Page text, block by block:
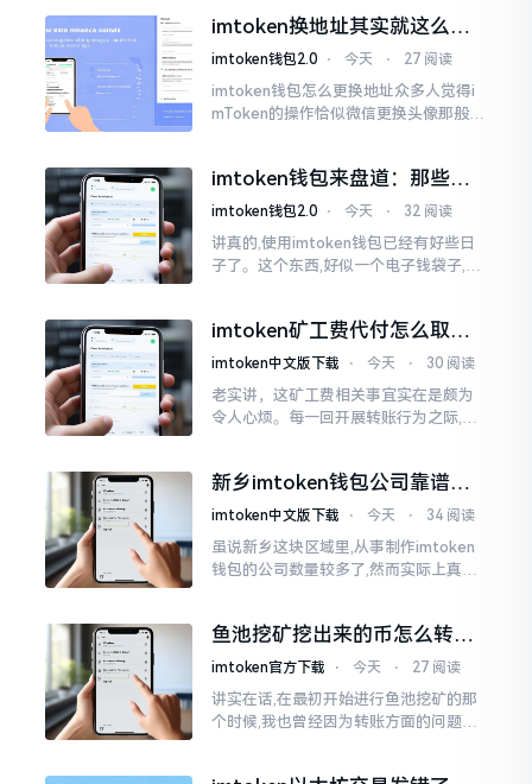
imtoken换地址其实就这么回
事
imtoken钱包2.0 ⋅ 今天 ⋅ 27 阅读
imtoken钱包怎么更换地址众多人觉得i
mToken的操作恰似微信更换头像那般简
据助记词来生成的,通俗讲
imtoken钱包来盘道：那些踩
过的坑和保命招
imtoken钱包2.0 ⋅ 今天 ⋅ 32 阅读
讲真的,使用imtoken钱包已经有好些日
子了。这个东西,好似一个电子钱袋子,里
却提心吊胆、神经紧绷。
imtoken矿工费代付怎么取
消？老手教你几招
imtoken中文版下载 ⋅ 今天 ⋅ 30 阅读
老实讲，这矿工费相关事宜实在是颇为
令人心烦。每一回开展转账行为之际,就
时隔多年
新乡imtoken钱包公司靠谱
吗？普通人怎么避坑
imtoken中文版下载 ⋅ 今天 ⋅ 34 阅读
虽说新乡这块区域里,从事制作imtoken
钱包的公司数量较多了,然而实际上真正
予协助进行操作的
鱼池挖矿挖出来的币怎么转到
imtoken钱包？
imtoken官方下载 ⋅ 今天 ⋅ 27 阅读
讲实在话,在最初开始进行鱼池挖矿的那
个时候,我也曾经因为转账方面的问题而